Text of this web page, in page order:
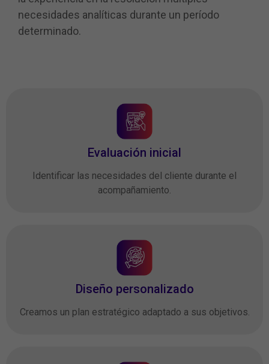
necesidades analíticas durante un período
determinado.
Evaluación inicial
Identificar las necesidades del cliente durante el
acompañamiento.
Diseño personalizado
Creamos un plan estratégico adaptado a sus objetivos.